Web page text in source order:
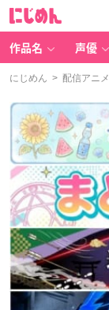
作品名 声優
にじめん > 配信アニメ